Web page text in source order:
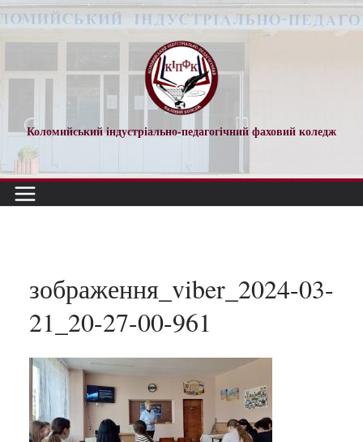
Перейти
до
Коломийський індустріально-педагогічний фаховий коледж
зображення_viber_2024-03-
21_20-27-00-961